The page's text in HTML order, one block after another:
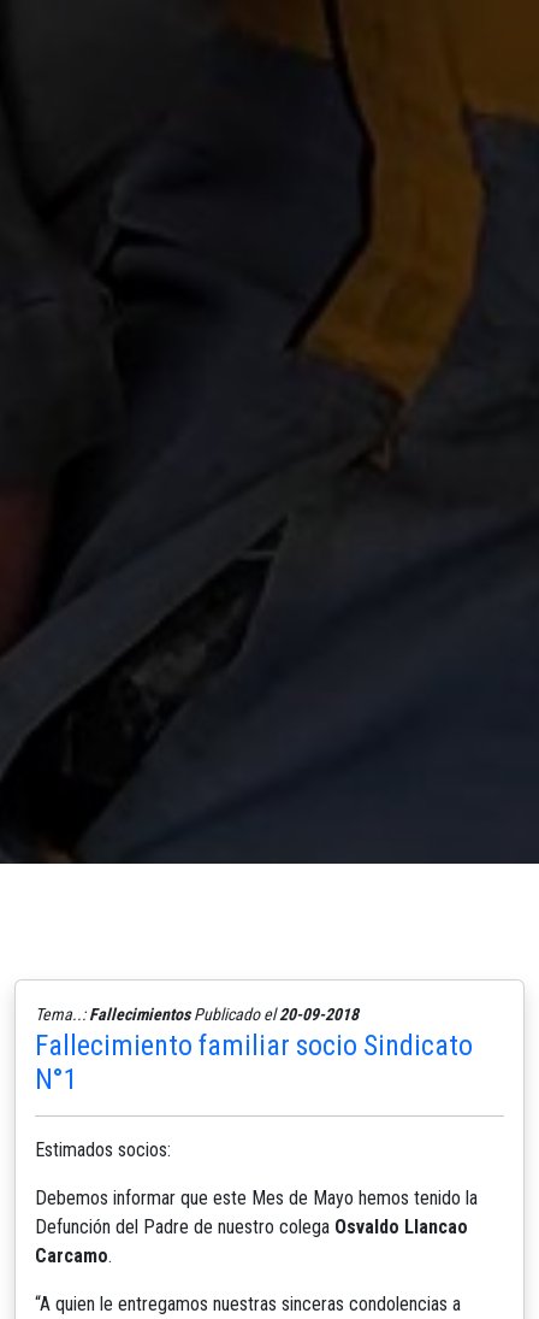
Tema..:FallecimientosPublicado el20-09-2018
Fallecimiento familiar socio Sindicato
N°1
Estimados socios:
Debemos informar que este Mes de Mayo hemos tenido la
Defunción del Padre de nuestro colega Osvaldo Llancao
Carcamo.
“A quien le entregamos nuestras sinceras condolencias a